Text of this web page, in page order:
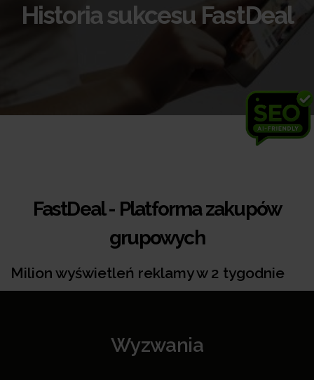
Historia sukcesu FastDeal
FastDeal - Platforma zakupów
grupowych
Milion wyświetleń reklamy w 2 tygodnie
Wyzwania